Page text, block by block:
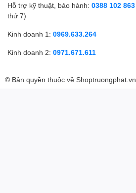
Hỗ trợ kỹ thuật, bảo hành: 0388 102 863
thứ 7)
Kinh doanh 1: 0969.633.264
Kinh doanh 2: 0971.671.611
© Bản quyền thuộc về Shoptruongphat.vn